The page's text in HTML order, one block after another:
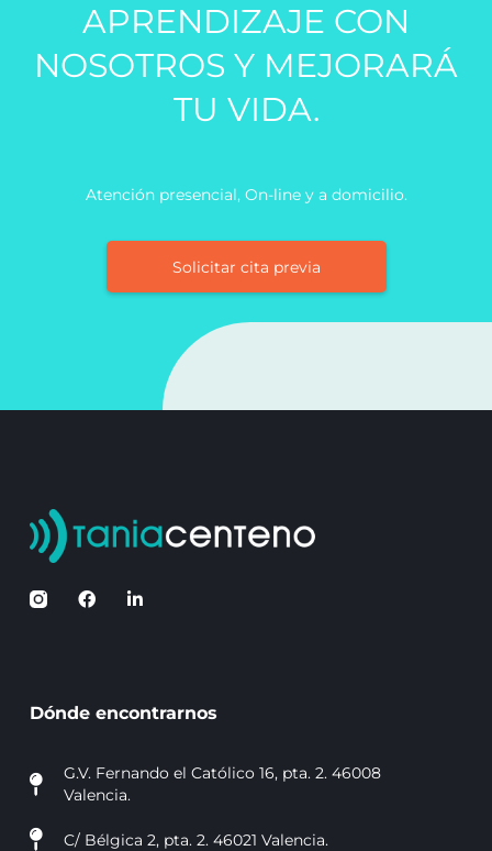
APRENDIZAJE CON
NOSOTROS Y MEJORARÁ
TU VIDA.
Atención presencial, On-line y a domicilio.
Solicitar cita previa
Dónde encontrarnos
G.V. Fernando el Católico 16, pta. 2. 46008
Valencia.
C/ Bélgica 2, pta. 2. 46021 Valencia.